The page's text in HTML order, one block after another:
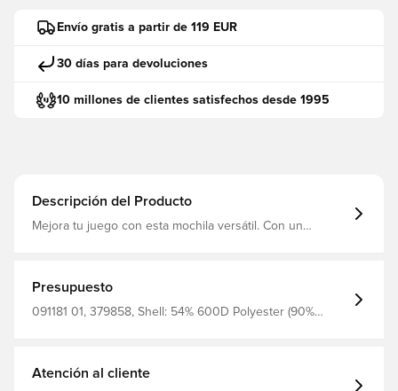
Envío gratis a partir de 119 EUR
30 días para devoluciones
10 millones de clientes satisfechos desde 1995
Descripción del Producto
Mejora tu juego con esta mochila versátil. Con un
inconfundible de PUMA.
Presupuesto
091181 01, 379858, Shell: 54% 600D Polyester (90%
Atención al cliente